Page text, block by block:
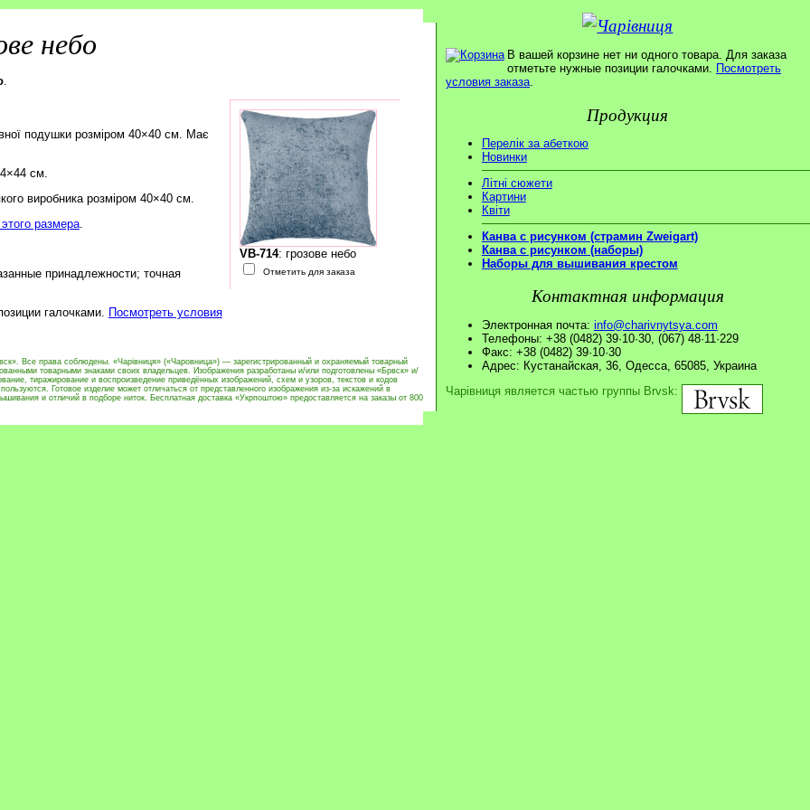
небо
.
VB-714: грозове небо
Отметить для заказа
подушки розміром 40×40 см. Має
см.
виробника розміром 40×40 см.
размера.
принадлежности; точная
галочками. Посмотреть условия
Все права соблюдены. «Чарівниця» («Чаровница») — зарегистрированный и охраняемый товарный
товарными знаками своих владельцев. Изображения разработаны и/или подготовлены «Брвск» и/
тиражирование и воспроизведение приведённых изображений, схем и узоров, текстов и кодов
Готовое изделие может отличаться от представленного изображения из-за искажений в
и отличий в подборе ниток. Бесплатная доставка «Укрпоштою» предоставляется на заказы от 800
В вашей корзине нет ни одного товара. Для заказа
отметьте нужные позиции галочками. Посмотреть
условия заказа.
Продукция
Перелік за абеткою
Новинки
Літні сюжети
Картини
Квіти
Канва с рисунком (страмин Zweigart)
Канва с рисунком (наборы)
Наборы для вышивания крестом
Контактная информация
Электронная почта: info@charivnytsya.com
Телефоны: +38 (0482) 39·10·30, (067) 48·11·229
Факс: +38 (0482) 39·10·30
Адрес: Кустанайская, 36, Одесса, 65085, Украина
Чарівниця является частью группы Brvsk: